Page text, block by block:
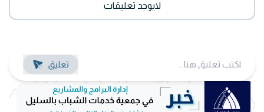
لايوجد تعليقات